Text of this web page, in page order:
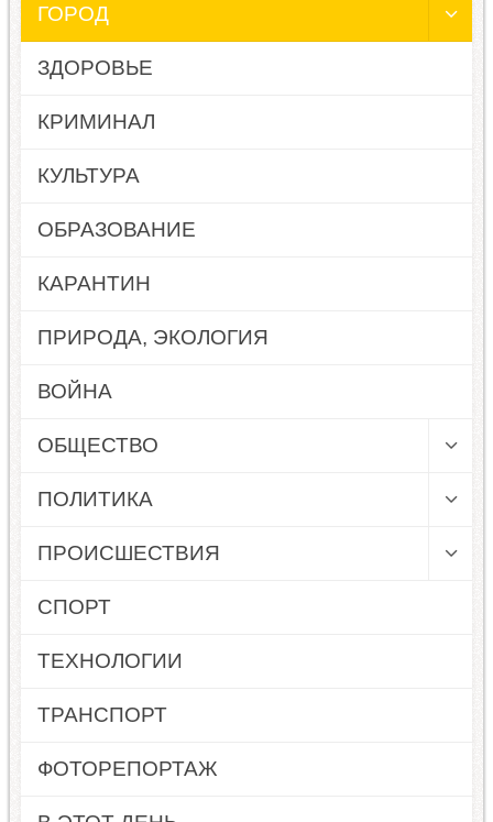
ГОРОД
ЗДОРОВЬЕ
КРИМИНАЛ
КУЛЬТУРА
ОБРАЗОВАНИЕ
КАРАНТИН
ПРИРОДА, ЭКОЛОГИЯ
ВОЙНА
ОБЩЕСТВО
ПОЛИТИКА
ПРОИСШЕСТВИЯ
СПОРТ
ТЕХНОЛОГИИ
ТРАНСПОРТ
ФОТОРЕПОРТАЖ